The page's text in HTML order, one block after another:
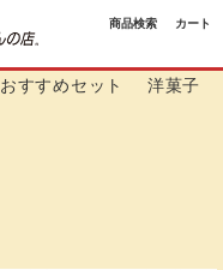
商品検索 カート
おすすめセット 洋菓子